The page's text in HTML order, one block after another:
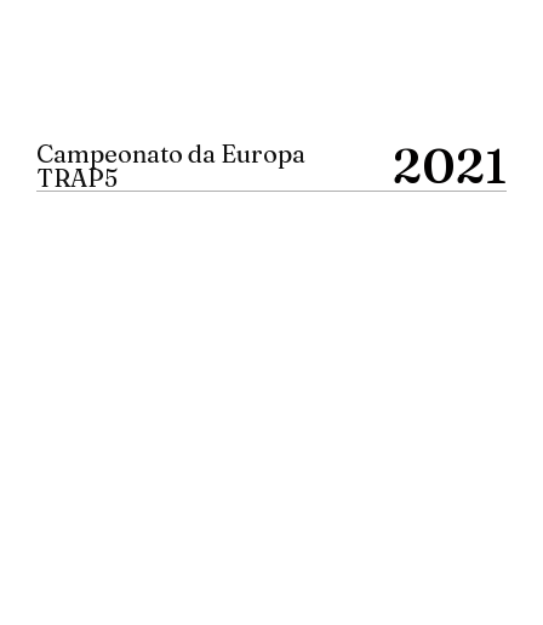
Campeonato da Europa
TRAP5
2021